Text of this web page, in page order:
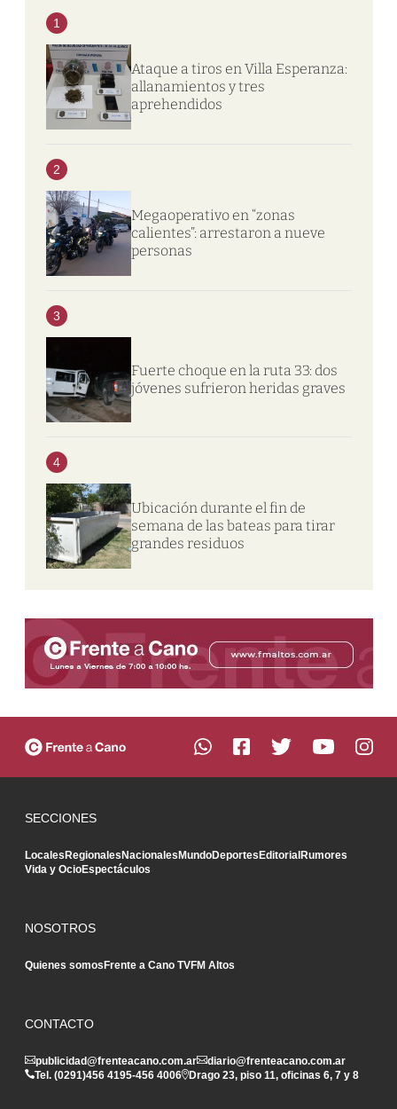
1
Ataque a tiros en Villa Esperanza:
allanamientos y tres
aprehendidos
2
Megaoperativo en “zonas
calientes”: arrestaron a nueve
personas
3
Fuerte choque en la ruta 33: dos
jóvenes sufrieron heridas graves
4
Ubicación durante el fin de
semana de las bateas para tirar
grandes residuos
SECCIONES
LocalesRegionalesNacionalesMundoDeportesEditorialRumores
Vida y OcioEspectáculos
NOSOTROS
Quienes somosFrente a Cano TVFM Altos
CONTACTO
publicidad@frenteacano.com.ar
diario@frenteacano.com.ar
Tel. (0291)456 4195-456 4006 Drago 23, piso 11, oficinas 6, 7 y 8